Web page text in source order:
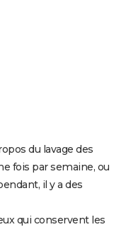
du lavage des
fois par semaine, ou
il y a des
qui conservent les